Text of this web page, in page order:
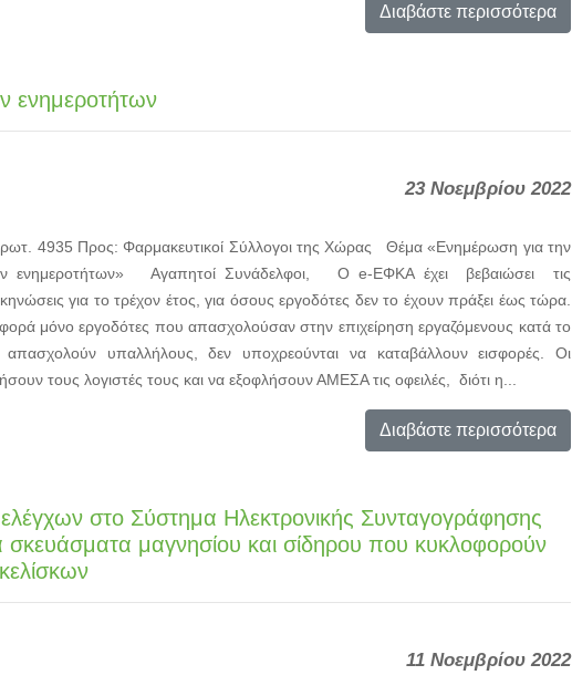
Διαβάστε περισσότερα
ενημεροτήτων
23 Νοεμβρίου 2022
4935 Προς: Φαρμακευτικοί Σύλλογοι της Χώρας Θέμα «Ενημέρωση για την
ενημεροτήτων» Αγαπητοί Συνάδελφοι, Ο e-ΕΦΚΑ έχει βεβαιώσει τις
για το τρέχον έτος, για όσους εργοδότες δεν το έχουν πράξει έως τώρα.
μόνο εργοδότες που απασχολούσαν στην επιχείρηση εργαζόμενους κατά το
υπαλλήλους, δεν υποχρεούνται να καταβάλλουν εισφορές. Οι
τους λογιστές τους και να εξοφλήσουν ΑΜΕΣΑ τις οφειλές, διότι η...
Διαβάστε περισσότερα
στο Σύστημα Ηλεκτρονικής Συνταγογράφησης
μαγνησίου και σίδηρου που κυκλοφορούν
11 Νοεμβρίου 2022